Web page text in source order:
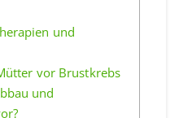
und
vor Brustkrebs
und